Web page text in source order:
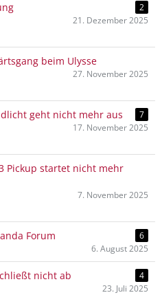
2
21. Dezember 2025
beim Ulysse
27. November 2025
geht nicht mehr aus 7
17. November 2025
Pickup startet nicht mehr
7. November 2025
Forum
6
6. August 2025
nicht ab 4
23. Juli 2025